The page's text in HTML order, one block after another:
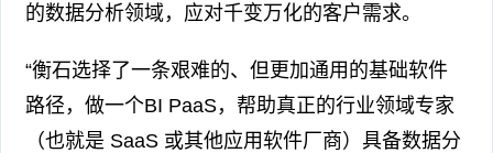
的数据分析领域，应对千变万化的客户需求。
“衡石选择了一条艰难的、但更加通用的基础软件
路径，做一个BI PaaS，帮助真正的行业领域专家
（也就是 SaaS 或其他应用软件厂商）具备数据分